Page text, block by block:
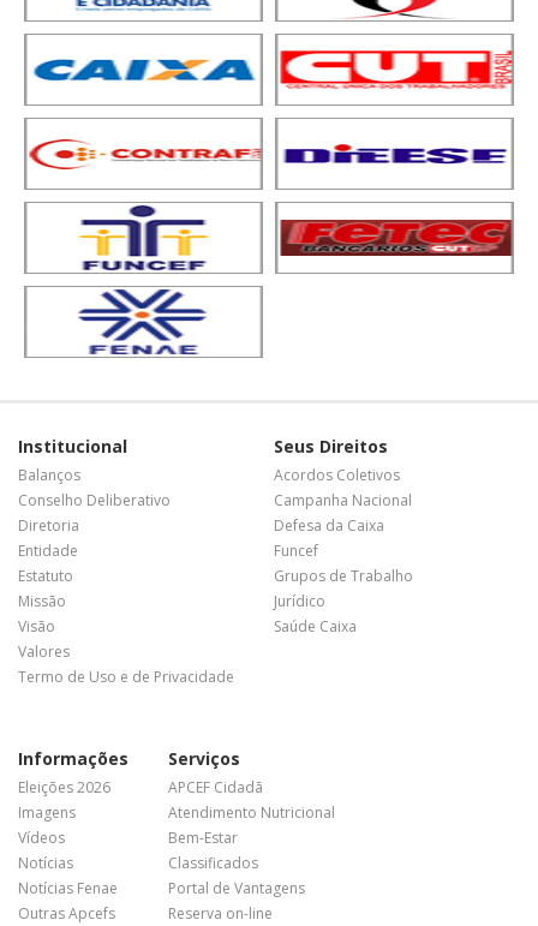
Institucional
Balanços
Conselho Deliberativo
Diretoria
Entidade
Estatuto
Missão
Visão
Valores
Termo de Uso e de Privacidade
Seus Direitos
Acordos Coletivos
Campanha Nacional
Defesa da Caixa
Funcef
Grupos de Trabalho
Jurídico
Saúde Caixa
Informações
Eleições 2026
Imagens
Vídeos
Notícias
Notícias Fenae
Outras Apcefs
Serviços
APCEF Cidadã
Atendimento Nutricional
Bem-Estar
Classificados
Portal de Vantagens
Reserva on-line